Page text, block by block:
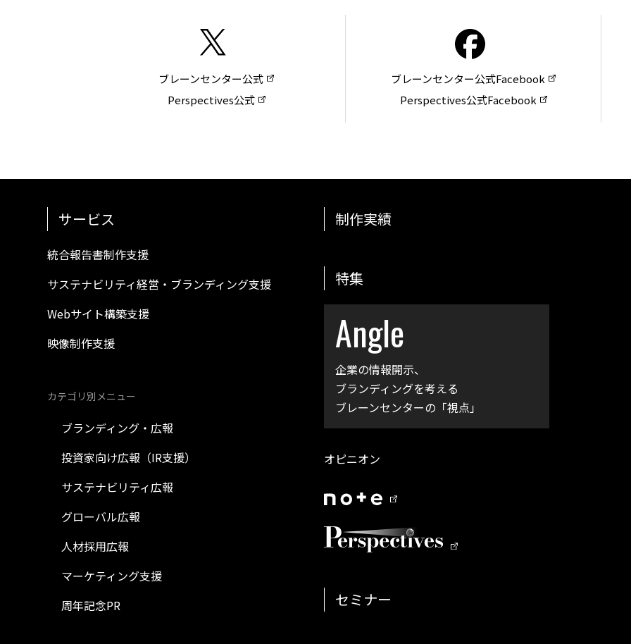
ブレーンセンター公式
Perspectives公式
ブレーンセンター公式Facebook
Perspectives公式Facebook
サービス
統合報告書制作支援
サステナビリティ経営・ブランディング支援
Webサイト構築支援
映像制作支援
カテゴリ別メニュー
ブランディング・広報
投資家向け広報（IR支援）
サステナビリティ広報
グローバル広報
人材採用広報
マーケティング支援
周年記念PR
制作実績
特集
Angle
企業の情報開示、
ブランディングを考える
ブレーンセンターの「視点」
オピニオン
セミナー